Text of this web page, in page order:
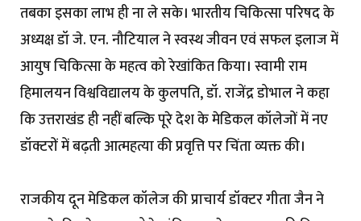
तबका इसका लाभ ही ना ले सके। भारतीय चिकित्सा परिषद के
अध्यक्ष डॉ जे. एन. नौटियाल ने स्वस्थ जीवन एवं सफल इलाज में
आयुष चिकित्सा के महत्व को रेखांकित किया। स्वामी राम
हिमालयन विश्वविद्यालय के कुलपति, डॉ. राजेंद्र डोभाल ने कहा
कि उत्तराखंड ही नहीं बल्कि पूरे देश के मेडिकल कॉलेजों में नए
डॉक्टरों में बढ़ती आत्महत्या की प्रवृत्ति पर चिंता व्यक्त की।
राजकीय दून मेडिकल कॉलेज की प्राचार्य डॉक्टर गीता जैन ने